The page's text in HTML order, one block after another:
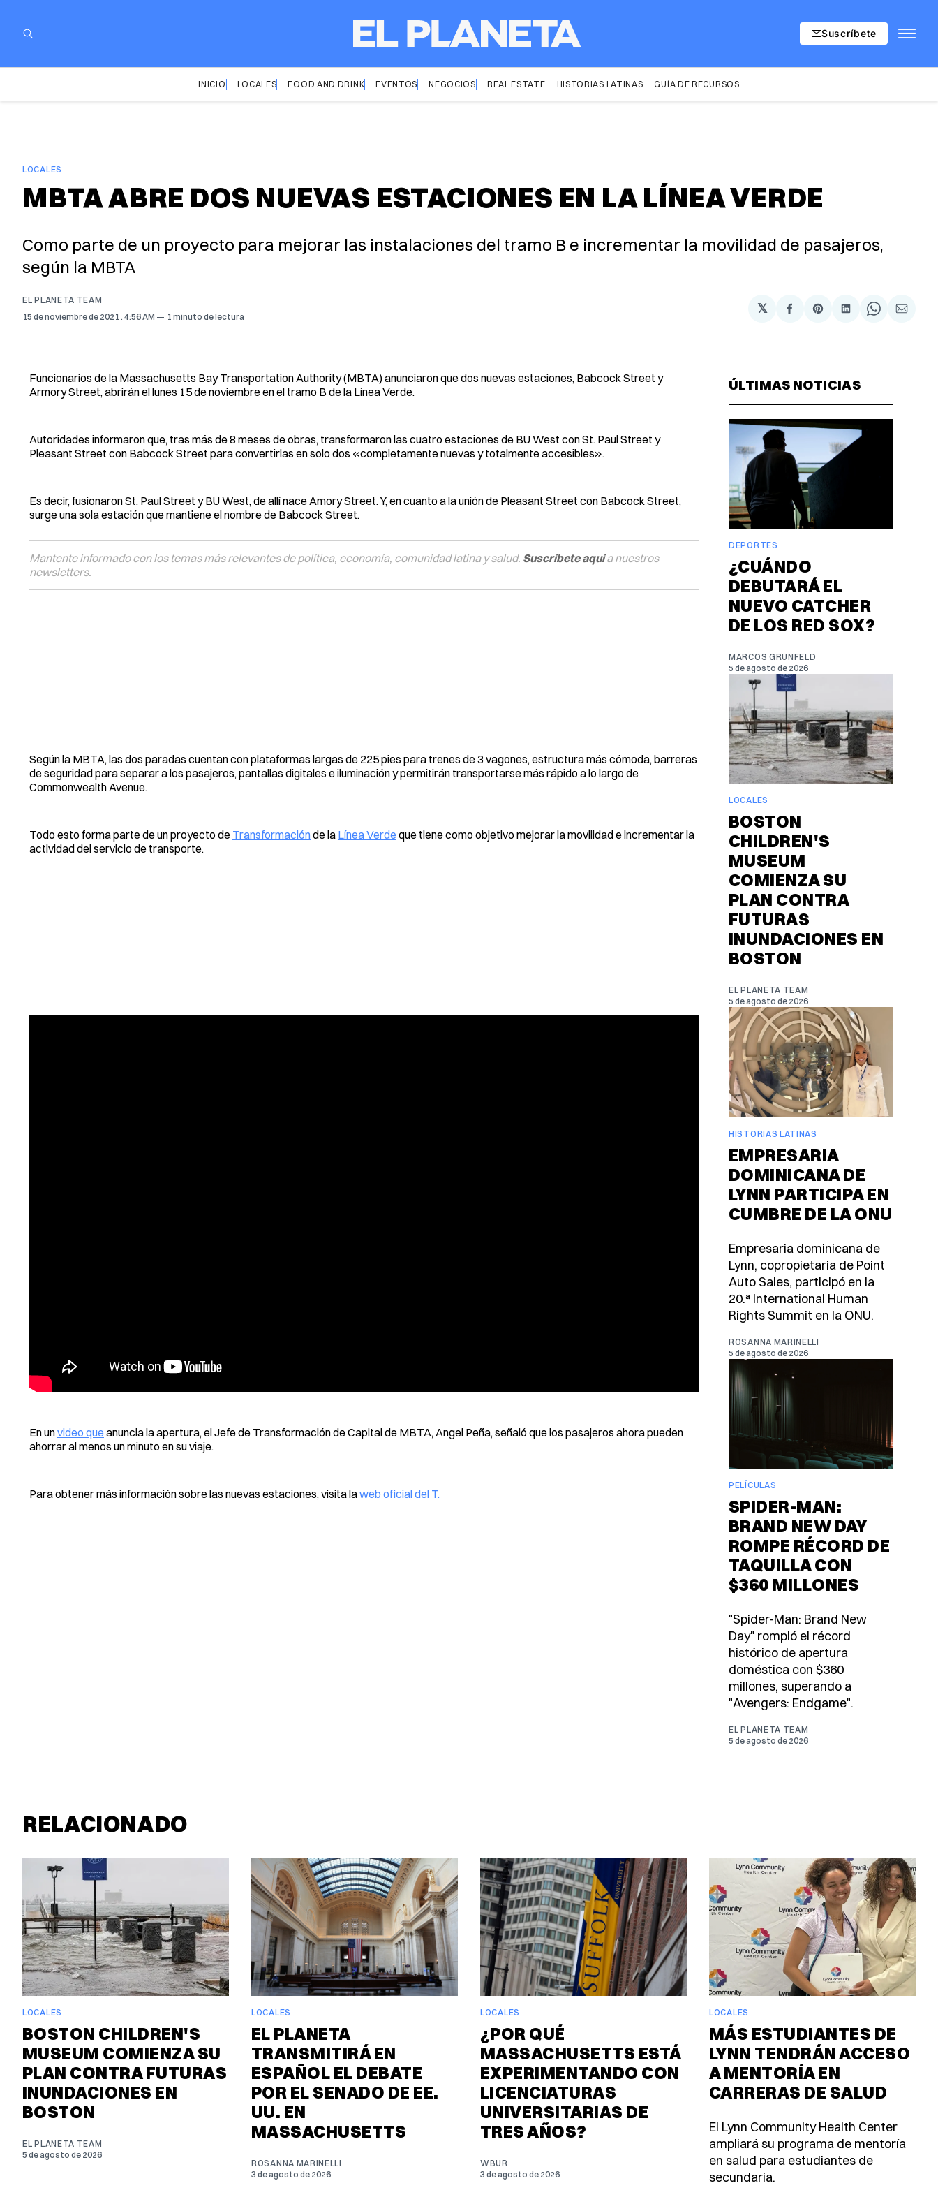
Suscríbete
INICIO LOCALES FOOD AND DRINK EVENTOS NEGOCIOS REAL ESTATE HISTORIAS LATINAS GUÍA DE RECURSOS
LOCALES
MBTA ABRE DOS NUEVAS ESTACIONES EN LA LÍNEA VERDE
Como parte de un proyecto para mejorar las instalaciones del tramo B e incrementar la movilidad de pasajeros,
según la MBTA
EL PLANETA TEAM
15 de noviembre de 2021 . 4:56 AM 1 minuto de lectura
𝕏
Compartir
en
Share
on
Compartir
en
Share
on
via
Funcionarios de la Massachusetts Bay Transportation Authority (MBTA) anunciaron que dos nuevas estaciones, Babcock Street y
Armory Street, abrirán el lunes 15 de noviembre en el tramo B de la Línea Verde.
Autoridades informaron que, tras más de 8 meses de obras, transformaron las cuatro estaciones de BU West con St. Paul Street y
Pleasant Street con Babcock Street para convertirlas en solo dos «completamente nuevas y totalmente accesibles».
Es decir, fusionaron St. Paul Street y BU West, de allí nace Amory Street. Y, en cuanto a la unión de Pleasant Street con Babcock Street,
surge una sola estación que mantiene el nombre de Babcock Street.
Mantente informado con los temas más relevantes de política, economía, comunidad latina y salud. Suscríbete aquía nuestros
newsletters.
Según la MBTA, las dos paradas cuentan con plataformas largas de 225 pies para trenes de 3 vagones, estructura más cómoda, barreras
de seguridad para separar a los pasajeros, pantallas digitales e iluminación y permitirán transportarse más rápido a lo largo de
Commonwealth Avenue.
Todo esto forma parte de un proyecto de Transformaciónde la Línea Verdeque tiene como objetivo mejorar la movilidad e incrementar la
actividad del servicio de transporte.
En unvideo queanuncia la apertura, el Jefe de Transformación de Capital de MBTA, Angel Peña, señaló que los pasajeros ahora pueden
ahorrar al menos un minuto en su viaje.
Para obtener más información sobre las nuevas estaciones, visita laweb oficial del T.
ÚLTIMAS NOTICIAS
DEPORTES
¿CUÁNDO
DEBUTARÁ EL
NUEVO CATCHER
DE LOS RED SOX?
MARCOS GRUNFELD
5 de agosto de 2026
LOCALES
BOSTON
CHILDREN'S
MUSEUM
COMIENZA SU
PLAN CONTRA
FUTURAS
INUNDACIONES EN
BOSTON
EL PLANETA TEAM
5 de agosto de 2026
HISTORIAS LATINAS
EMPRESARIA
DOMINICANA DE
LYNN PARTICIPA EN
CUMBRE DE LA ONU
Empresaria dominicana de
Lynn, copropietaria de Point
Auto Sales, participó en la
20.ª International Human
Rights Summit en la ONU.
ROSANNA MARINELLI
5 de agosto de 2026
PELÍCULAS
SPIDER-MAN:
BRAND NEW DAY
ROMPE RÉCORD DE
TAQUILLA CON
$360 MILLONES
"Spider-Man: Brand New
Day" rompió el récord
histórico de apertura
doméstica con $360
millones, superando a
"Avengers: Endgame".
EL PLANETA TEAM
5 de agosto de 2026
RELACIONADO
LOCALES
BOSTON CHILDREN'S
MUSEUM COMIENZA SU
PLAN CONTRA FUTURAS
INUNDACIONES EN
BOSTON
EL PLANETA TEAM
5 de agosto de 2026
LOCALES
EL PLANETA
TRANSMITIRÁ EN
ESPAÑOL EL DEBATE
POR EL SENADO DE EE.
UU. EN
MASSACHUSETTS
ROSANNA MARINELLI
3 de agosto de 2026
LOCALES
¿POR QUÉ
MASSACHUSETTS ESTÁ
EXPERIMENTANDO CON
LICENCIATURAS
UNIVERSITARIAS DE
TRES AÑOS?
WBUR
3 de agosto de 2026
LOCALES
MÁS ESTUDIANTES DE
LYNN TENDRÁN ACCESO
A MENTORÍA EN
CARRERAS DE SALUD
El Lynn Community Health Center
ampliará su programa de mentoría
en salud para estudiantes de
secundaria.